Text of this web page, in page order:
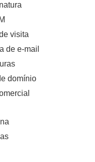
visita
de e-mail
domínio